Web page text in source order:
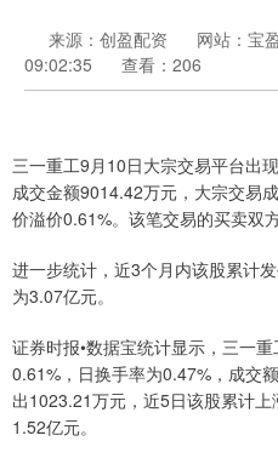
来源：创盈配资 网站：宝
09:02:35
查看：206
三一重工9月10日大宗交易平台出
成交金额9014.42万元，大宗交易
价溢价0.61%。该笔交易的买卖双
进一步统计，近3个月内该股累计
为3.07亿元。
证券时报•数据宝统计显示，三一
0.61%，日换手率为0.47%，成交
出1023.21万元，近5日该股累计
1.52亿元。